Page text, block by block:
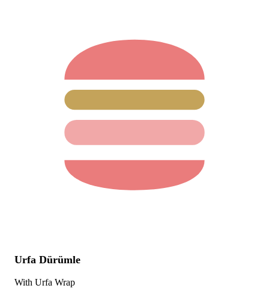
Urfa Dürümle
With Urfa Wrap